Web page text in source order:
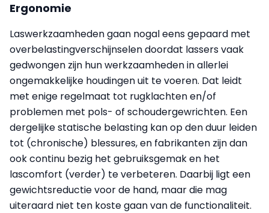
Ergonomie
Laswerkzaamheden gaan nogal eens gepaard met
overbelastingverschijnselen doordat lassers vaak
gedwongen zijn hun werkzaamheden in allerlei
ongemakkelijke houdingen uit te voeren. Dat leidt
met enige regelmaat tot rugklachten en/of
problemen met pols- of schoudergewrichten. Een
dergelijke statische belasting kan op den duur leiden
tot (chronische) blessures, en fabrikanten zijn dan
ook continu bezig het gebruiksgemak en het
lascomfort (verder) te verbeteren. Daarbij ligt een
gewichtsreductie voor de hand, maar die mag
uiteraard niet ten koste gaan van de functionaliteit.